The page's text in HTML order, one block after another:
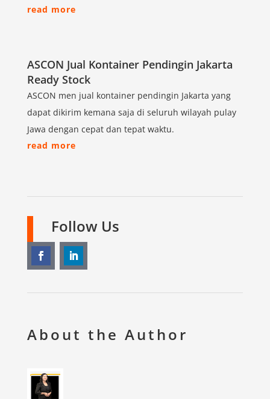
read more
ASCON Jual Kontainer Pendingin Jakarta
Ready Stock
ASCON men jual kontainer pendingin Jakarta yang
dapat dikirim kemana saja di seluruh wilayah pulay
Jawa dengan cepat dan tepat waktu.
read more
Follow Us
About the Author